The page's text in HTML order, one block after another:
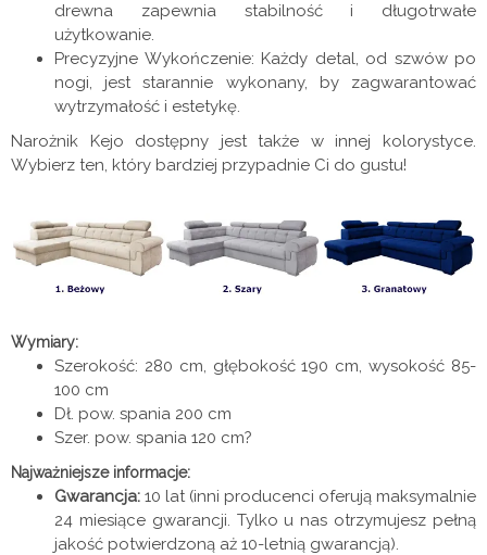
drewna zapewnia stabilność i długotrwałe
użytkowanie.
Precyzyjne Wykończenie: Każdy detal, od szwów po
nogi, jest starannie wykonany, by zagwarantować
wytrzymałość i estetykę.
Narożnik Kejo dostępny jest także w innej kolorystyce.
Wybierz ten, który bardziej przypadnie Ci do gustu!
Wymiary:
Szerokość: 280 cm, głębokość 190 cm, wysokość 85-
100 cm
Dł. pow. spania 200 cm
Szer. pow. spania 120 cm?
Najważniejsze informacje:
Gwarancja: 10 lat (inni producenci oferują maksymalnie
24 miesiące gwarancji. Tylko u nas otrzymujesz pełną
jakość potwierdzoną aż 10-letnią gwarancją).